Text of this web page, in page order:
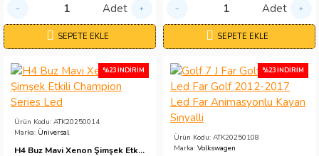
Adet
SEPETE EKLE
Adet
SEPETE EKLE
%23 İNDIRIM
Ürün Kodu: ATK20250014
Marka: Üniversal
H4 Buz Mavi Xenon Şimşek Etkili Champion Series Led
%23 İNDIRIM
Ürün Kodu: ATK20250108
Marka: Volkswagen